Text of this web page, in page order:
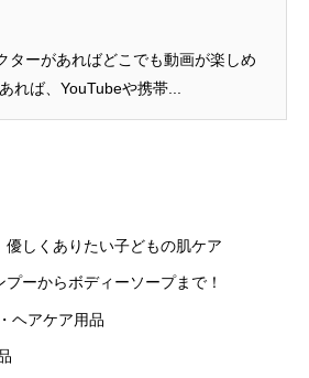
ターがあればどこでも動画が楽しめ
れば、YouTubeや携帯...
優しくありたい子どもの肌ケア
ーからボディーソープまで！
ヘアケア用品